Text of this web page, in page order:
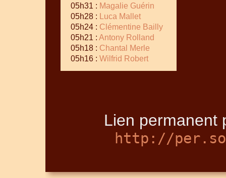
05h31 : Magalie Guérin
05h28 :
Luca Mallet
05h24 : Clémentine Bailly
05h21 : Antony Rolland
05h18 : Chantal Merle
05h16 : Wilfrid Robert
Lien permanent
http://